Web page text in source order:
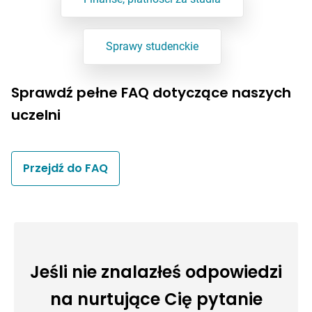
Sprawy studenckie
Sprawdź pełne FAQ dotyczące naszych
uczelni
Przejdź do FAQ
Jeśli nie znalazłeś odpowiedzi
na nurtujące Cię pytanie